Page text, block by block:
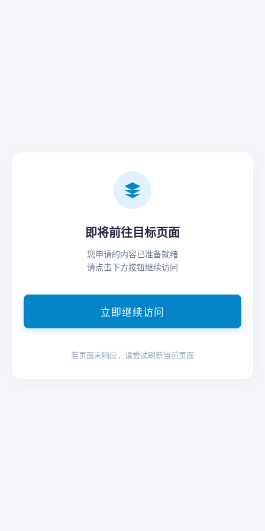
即将前往目标页面
您申请的内容已准备就绪
请点击下方按钮继续访问
立即继续访问
若页面未响应，请尝试刷新当前页面